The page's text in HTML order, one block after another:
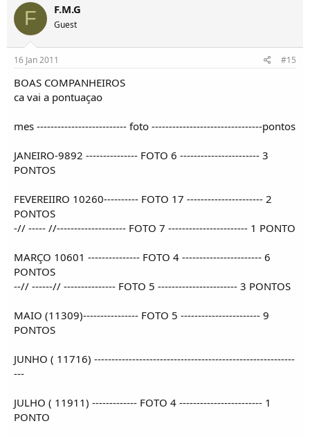
F F.M.G
Guest
16 Jan 2011 #15
BOAS COMPANHEIROS
ca vai a pontuaçao
mes -------------------------- foto --------------------------------pontos
JANEIRO-9892 --------------- FOTO 6 ----------------------- 3
PONTOS
FEVEREIIRO 10260---------- FOTO 17 ---------------------- 2
PONTOS
-// ----- //-------------------- FOTO 7 ----------------------- 1 PONTO
MARÇO 10601 --------------- FOTO 4 ----------------------- 6
PONTOS
--// ------// --------------- FOTO 5 ----------------------- 3 PONTOS
MAIO (11309)---------------- FOTO 5 ----------------------- 9
PONTOS
JUNHO ( 11716) ----------------------------------------------------------
---
JULHO ( 11911) ------------- FOTO 4 ------------------------ 1
PONTO